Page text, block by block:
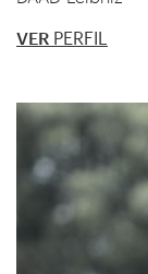
VER PERFIL